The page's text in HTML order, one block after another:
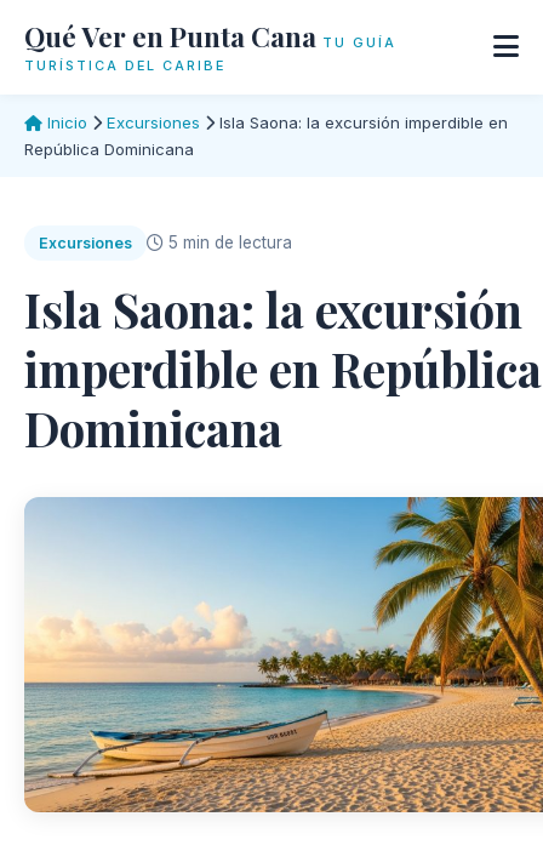
Qué Ver en Punta Cana TU GUÍA
TURÍSTICA DEL CARIBE
Inicio Excursiones
Isla Saona: la excursión imperdible en
República Dominicana
Excursiones 5 min de lectura
Isla Saona: la excursión
imperdible en República
Dominicana